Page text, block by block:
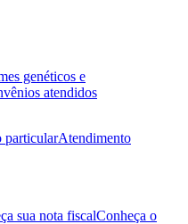
genéticos e
atendidos
particularAtendimento
sua nota fiscalConheça o